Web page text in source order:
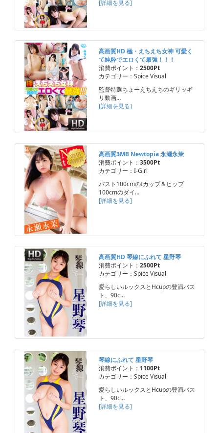
[詳細を見る]
高画質HD 極・えちえち女神 可愛く
て純粋でエロくて最強！！！
消費ポイント： 2500Pt
カテゴリー：Spice Visual
監督特選ちょーえちえちのギリッギ
リ動画…
[詳細を見る]
高画質3MB Newtopia 永瀬永茉
消費ポイント： 3500Pt
カテゴリー：I-Girl
バスト100cmのIカップ＆ヒップ
100cmのダイ…
[詳細を見る]
高画質HD 琴線にふれて 星野琴
消費ポイント： 2500Pt
カテゴリー：Spice Visual
愛らしいルックスとHcupの豊満バス
ト、90c…
[詳細を見る]
琴線にふれて 星野琴
消費ポイント： 1100Pt
カテゴリー：Spice Visual
愛らしいルックスとHcupの豊満バス
ト、90c…
[詳細を見る]